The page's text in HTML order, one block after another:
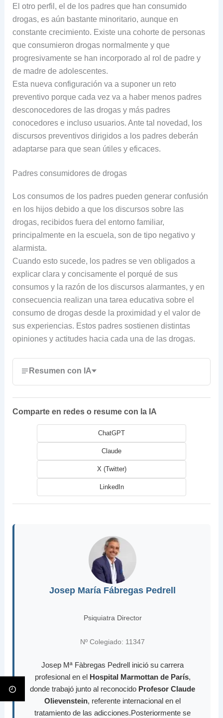
El otro perfil, el de los padres que han consumido
drogas, es aún bastante minoritario, aunque en
constante crecimiento. Existe una cohorte de personas
que consumieron drogas normalmente y que
progresivamente se han incorporado al rol de padre y
de madre de adolescentes.
Esta nueva configuración va a suponer un reto
preventivo porque cada vez va a haber menos padres
desconocedores de las drogas y más padres
conocedores e incluso usuarios. Ante tal novedad, los
discursos preventivos dirigidos a los padres deberán
adaptarse para que sean útiles y eficaces.
Padres consumidores de drogas
Los consumos de los padres pueden generar confusión
en los hijos debido a que los discursos sobre las
drogas, recibidos fuera del entorno familiar,
principalmente en la escuela, son de tipo negativo y
alarmista.
Cuando esto sucede, los padres se ven obligados a
explicar clara y concisamente el porqué de sus
consumos y la razón de los discursos alarmantes, y en
consecuencia realizan una tarea educativa sobre el
consumo de drogas desde la proximidad y el valor de
sus experiencias. Estos padres sostienen distintas
opiniones y actitudes hacia cada una de las drogas.
Resumen con IA
Comparte en redes o resume con la IA
ChatGPT
Claude
X (Twitter)
LinkedIn
Josep María Fábregas Pedrell
Psiquiatra Director
Nº Colegiado: 11347
Josep Mª Fàbregas Pedrell inició su carrera
profesional en el Hospital Marmottan de París,
donde trabajó junto al reconocido Profesor Claude
Olievenstein, referente internacional en el
tratamiento de las adicciones.Posteriormente se